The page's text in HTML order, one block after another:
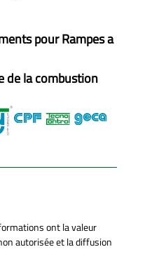
pour Rampes a
de la combustion
ont la valeur
autorisée et la diffusion